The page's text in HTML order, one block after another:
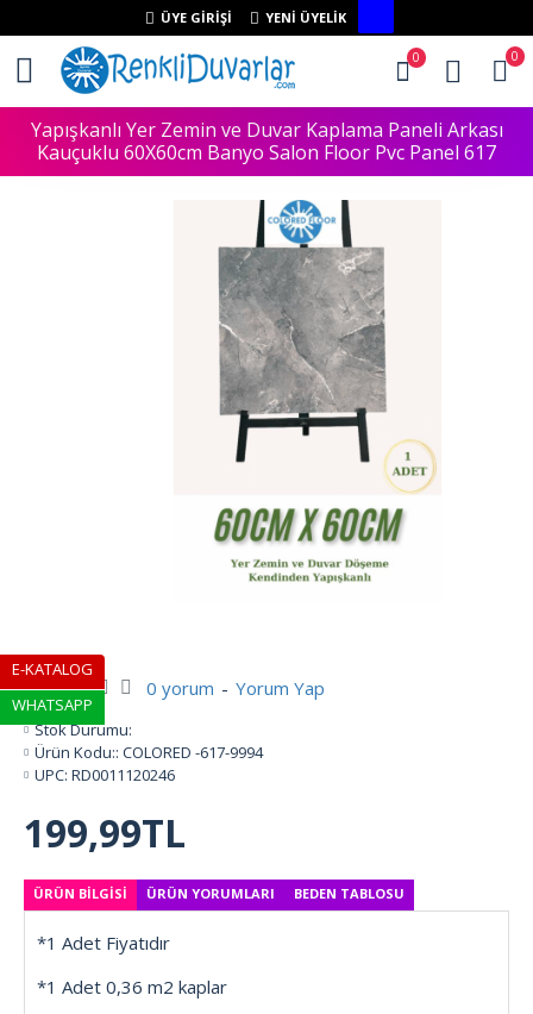
ÜYE GIRIŞI YENI ÜYELIK
0 0
Yapışkanlı Yer Zemin ve Duvar Kaplama Paneli Arkası
Kauçuklu 60X60cm Banyo Salon Floor Pvc Panel 617
Stok Durumu:
Ürün Kodu:: COLORED -617-9994
UPC: RD0011120246
0 yorum - Yorum Yap
199,99TL
ÜRÜN BILGISI ÜRÜN YORUMLARI BEDEN TABLOSU
*1 Adet Fiyatıdır
*1 Adet 0,36 m2 kaplar
E-KATALOG
WHATSAPP